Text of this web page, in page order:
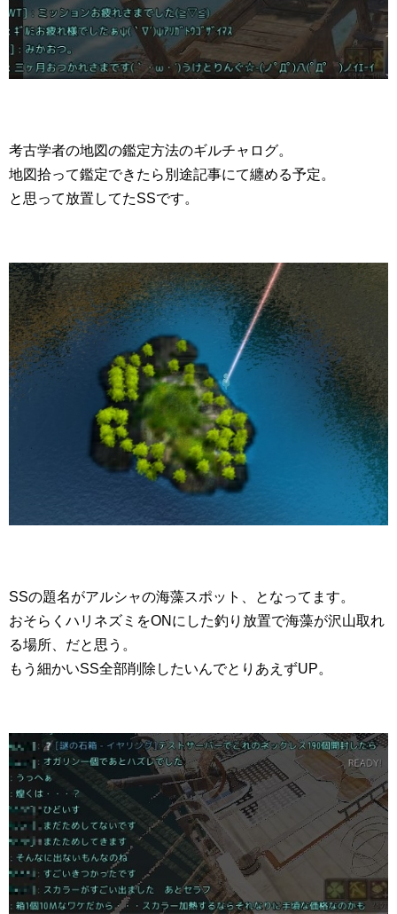
考古学者の地図の鑑定方法のギルチャログ。
地図拾って鑑定できたら別途記事にて纏める予定。
と思って放置してたSSです。
SSの題名がアルシャの海藻スポット、となってます。
おそらくハリネズミをONにした釣り放置で海藻が沢山取れ
る場所、だと思う。
もう細かいSS全部削除したいんでとりあえずUP。